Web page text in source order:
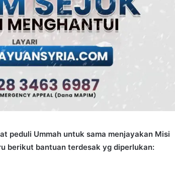
peduli Ummah untuk sama menjayakan Misi
berikut bantuan terdesak yg diperlukan: